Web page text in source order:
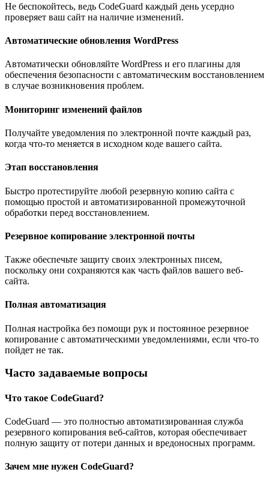
Не беспокойтесь, ведь CodeGuard каждый день усердно
проверяет ваш сайт на наличие изменений.
Автоматические обновления WordPress
Автоматически обновляйте WordPress и его плагины для
обеспечения безопасности с автоматическим восстановлением
в случае возникновения проблем.
Мониторинг изменений файлов
Получайте уведомления по электронной почте каждый раз,
когда что-то меняется в исходном коде вашего сайта.
Этап восстановления
Быстро протестируйте любой резервную копию сайта с
помощью простой и автоматизированной промежуточной
обработки перед восстановлением.
Резервное копирование электронной почты
Также обеспечьте защиту своих электронных писем,
поскольку они сохраняются как часть файлов вашего веб-
сайта.
Полная автоматизация
Полная настройка без помощи рук и постоянное резервное
копирование с автоматическими уведомлениями, если что-то
пойдет не так.
Часто задаваемые вопросы
Что такое CodeGuard?
CodeGuard — это полностью автоматизированная служба
резервного копирования веб-сайтов, которая обеспечивает
полную защиту от потери данных и вредоносных программ.
Зачем мне нужен CodeGuard?